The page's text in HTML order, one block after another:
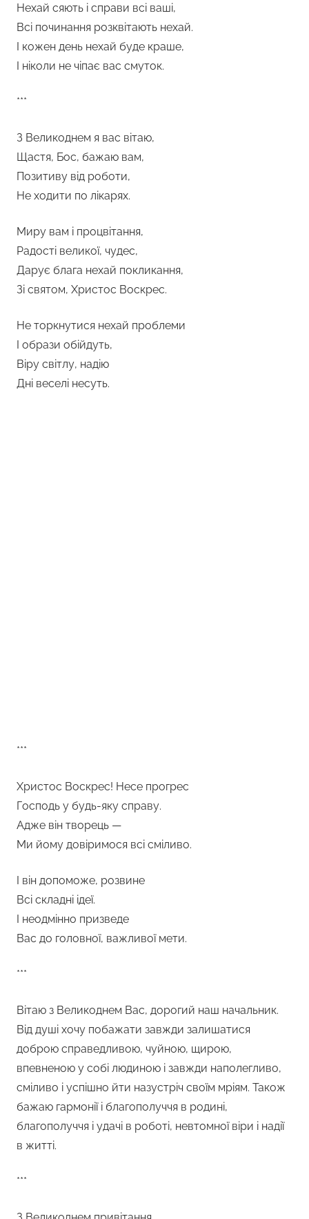
Нехай сяють і справи всі ваші,
Всі починання розквітають нехай.
І кожен день нехай буде краше,
І ніколи не чіпає вас смуток.
***
З Великоднем я вас вітаю,
Щастя, Бос, бажаю вам,
Позитиву від роботи,
Не ходити по лікарях.
Миру вам і процвітання,
Радості великої, чудес,
Дарує блага нехай покликання,
Зі святом, Христос Воскрес.
Не торкнутися нехай проблеми
І образи обійдуть,
Віру світлу, надію
Дні веселі несуть.
***
Христос Воскрес! Несе прогрес
Господь у будь-яку справу.
Адже він творець —
Ми йому довіримося всі сміливо.
І він допоможе, розвине
Всі складні ідеї.
І неодмінно призведе
Вас до головної, важливої мети.
***
Вітаю з Великоднем Вас, дорогий наш начальник.
Від душі хочу побажати завжди залишатися
доброю справедливою, чуйною, щирою,
впевненою у собі людиною і завжди наполегливо,
сміливо і успішно йти назустріч своїм мріям. Також
бажаю гармонії і благополуччя в родині,
благополуччя і удачі в роботі, невтомної віри і надії
в житті.
***